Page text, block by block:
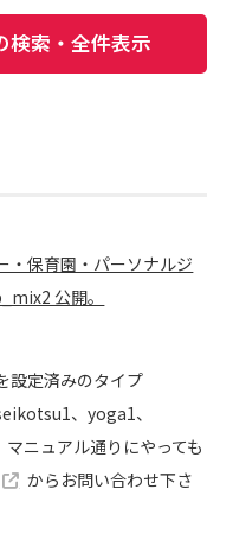
検索・全件表示
・保育園・パーソナルジ
公開。
設定済みのタイプ
、yoga1、
ニュアル通りにやっても
からお問い合わせ下さ